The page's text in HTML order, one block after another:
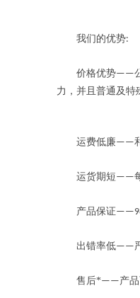
我们的优势:
价格优势——
力，并且普通及特
运费低廉——
运货期短——
产品保证
出错率低——
售后*——产